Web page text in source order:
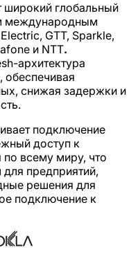
широкий глобальный
международным
GTT, Sparkle,
и NTT.
архитектура
обеспечивая
снижая задержки и
подключение
доступ к
всему миру, что
предприятий,
решения для
подключение к